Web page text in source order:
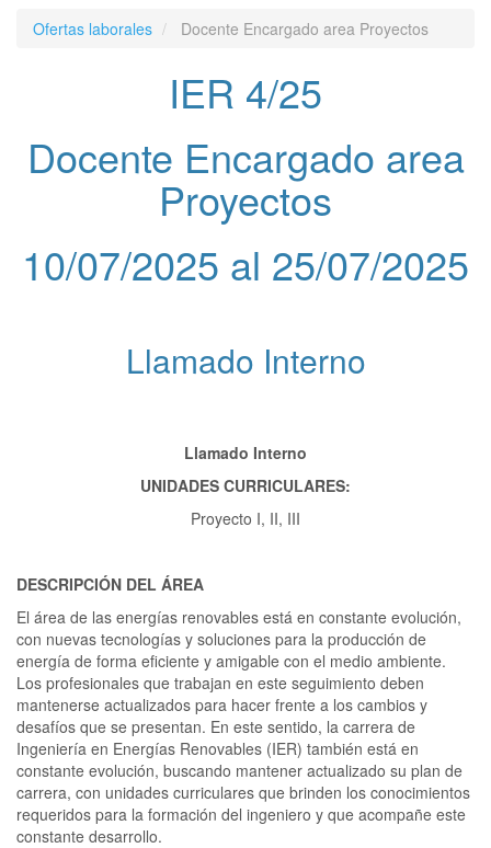
Ofertas laborales Docente Encargado area Proyectos
IER 4/25
Docente Encargado area
Proyectos
10/07/2025 al 25/07/2025
Llamado Interno
Llamado Interno
UNIDADES CURRICULARES:
Proyecto I, II, III
DESCRIPCIÓN DEL ÁREA
El área de las energías renovables está en constante evolución,
con nuevas tecnologías y soluciones para la producción de
energía de forma eficiente y amigable con el medio ambiente.
Los profesionales que trabajan en este seguimiento deben
mantenerse actualizados para hacer frente a los cambios y
desafíos que se presentan. En este sentido, la carrera de
Ingeniería en Energías Renovables (IER) también está en
constante evolución, buscando mantener actualizado su plan de
carrera, con unidades curriculares que brinden los conocimientos
requeridos para la formación del ingeniero y que acompañe este
constante desarrollo.